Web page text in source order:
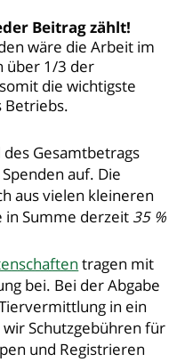
Beitrag zählt!
wäre die Arbeit im
über 1/3 der
die wichtigste
Betriebs.
Gesamtbetrags
auf. Die
aus vielen kleineren
in Summe derzeit 35 %
tragen mit
bei. Bei der Abgabe
in ein
Schutzgebühren für
und Registrieren